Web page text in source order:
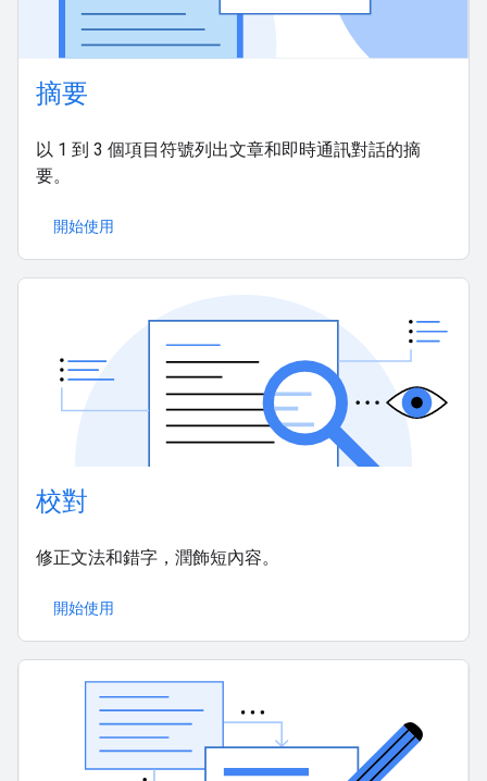
摘要
以 1 到 3 個項目符號列出文章和即時通訊對話的摘
要。
開始使用
校對
修正文法和錯字，潤飾短內容。
開始使用